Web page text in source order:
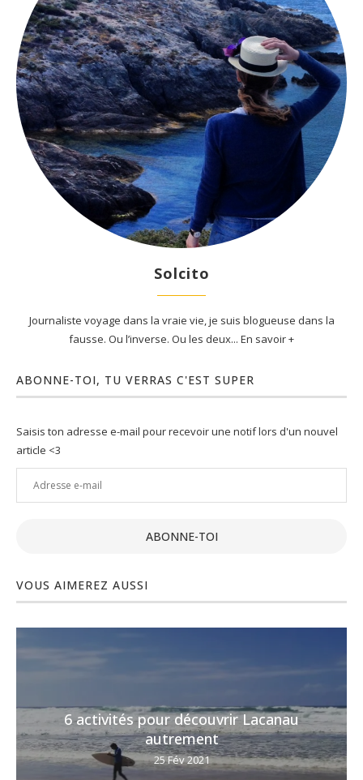
Solcito
Journaliste voyage dans la vraie vie, je suis blogueuse dans la
fausse. Ou l’inverse. Ou les deux... En savoir +
ABONNE-TOI, TU VERRAS C'EST SUPER
Saisis ton adresse e-mail pour recevoir une notif lors d'un nouvel
article <3
Adresse
e-
ABONNE-TOI
VOUS AIMEREZ AUSSI
6 activités pour découvrir Lacanau
autrement
25 Fév 2021